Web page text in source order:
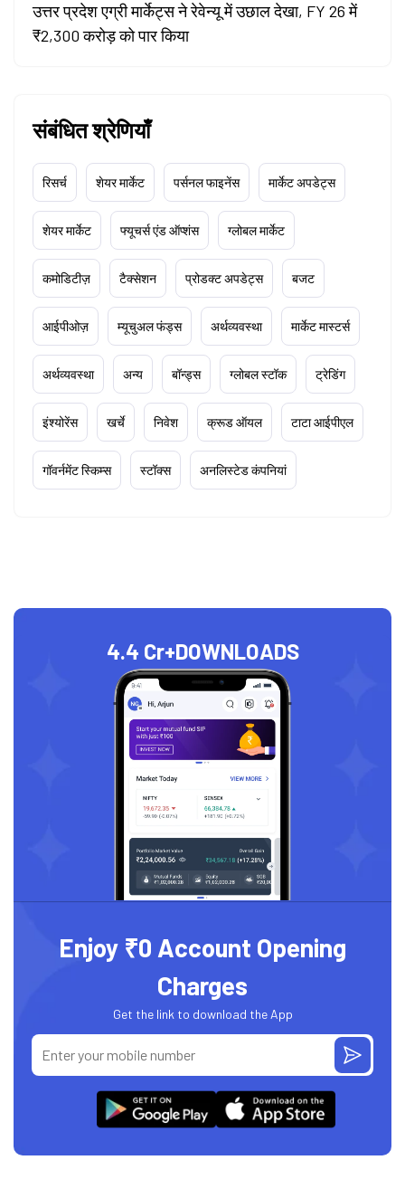
उत्तर प्रदेश एग्री मार्केट्स ने रेवेन्यू में उछाल देखा, FY 26 में
₹2,300 करोड़ को पार किया
संबंधित श्रेणियाँ
रिसर्च शेयर मार्केट पर्सनल फाइनेंस मार्केट अपडेट्स
शेयर मार्केट फ्यूचर्स एंड ऑप्शंस ग्लोबल मार्केट
कमोडिटीज़ टैक्सेशन प्रोडक्ट अपडेट्स बजट
आईपीओज़ म्यूचुअल फंड्स अर्थव्यवस्था मार्केट मास्टर्स
अर्थव्यवस्था अन्य बॉन्ड्स ग्लोबल स्टॉक ट्रेडिंग
इंश्योरेंस खर्चे निवेश क्रूड ऑयल टाटा आईपीएल
गॉवर्नमेंट स्किम्स स्टॉक्स अनलिस्टेड कंपनियां
4.4 Cr+DOWNLOADS
Enjoy ₹0 Account Opening
Charges
Get the link to download the App